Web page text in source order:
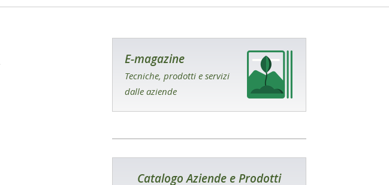
E-magazine
Tecniche, prodotti e servizi
dalle aziende
Catalogo Aziende e Prodotti